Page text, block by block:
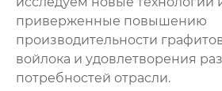
приверженные повышению
производительности
войлока и удовлетворения
потребностей отрасли.